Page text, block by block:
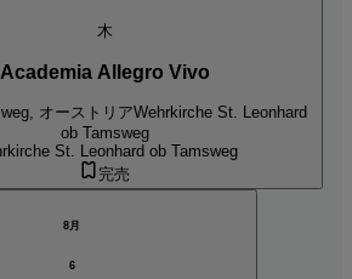
木
Academia Allegro Vivo
オーストリアWehrkirche St. Leonhard
ob Tamsweg
St. Leonhard ob Tamsweg
完売
8月
6